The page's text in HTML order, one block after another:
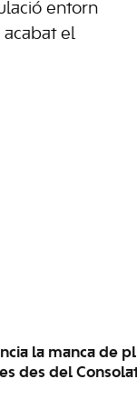
entorn
acabat el
la manca de
des del